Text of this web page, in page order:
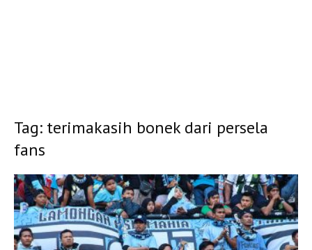
Tag: terimakasih bonek dari persela
fans